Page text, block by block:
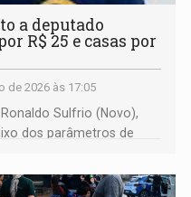
a deputado
R$ 25 e casas por
de 2026 às 17:05
Sulfrio (Novo),
dos parâmetros de